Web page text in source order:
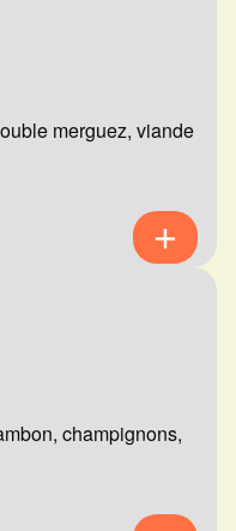
merguez, viande
champignons,